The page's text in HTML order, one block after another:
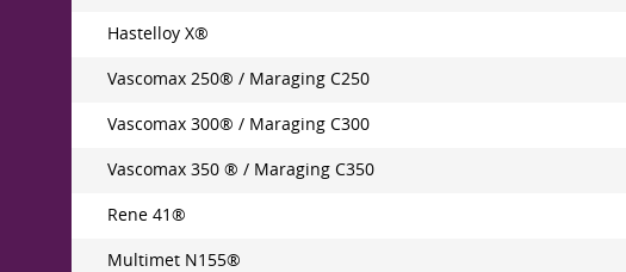
Hastelloy X®
Vascomax 250® / Maraging C250
Vascomax 300® / Maraging C300
Vascomax 350 ® / Maraging C350
Rene 41®
Multimet N155®